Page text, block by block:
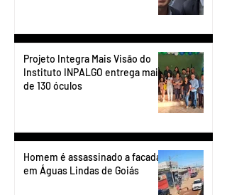
Projeto Integra Mais Visão do
Instituto INPALGO entrega mais
de 130 óculos
Homem é assassinado a facadas
em Águas Lindas de Goiás